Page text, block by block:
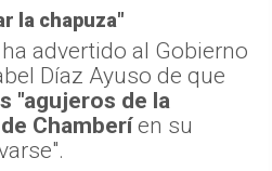
la chapuza"
ha advertido al Gobierno
Díaz Ayuso de que
"agujeros de la
Chamberíen su